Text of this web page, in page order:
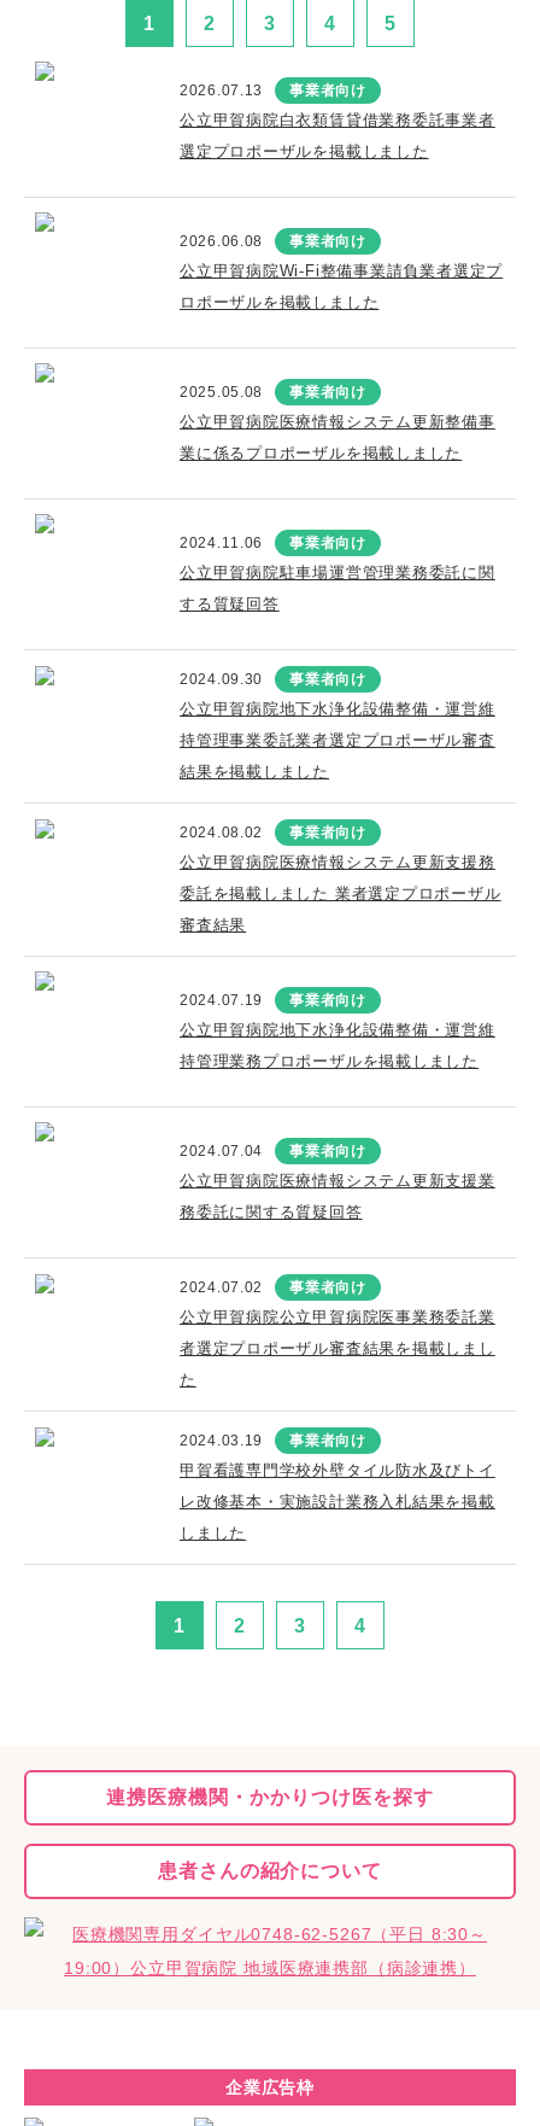
1 2 3 4 5
2026.07.13 事業者向け
公立甲賀病院白衣類賃貸借業務委託事業者
選定プロポーザルを掲載しました
2026.06.08 事業者向け
公立甲賀病院Wi-Fi整備事業請負業者選定プ
ロポーザルを掲載しました
2025.05.08 事業者向け
公立甲賀病院医療情報システム更新整備事
業に係るプロポーザルを掲載しました
2024.11.06 事業者向け
公立甲賀病院駐車場運営管理業務委託に関
する質疑回答
2024.09.30 事業者向け
公立甲賀病院地下水浄化設備整備・運営維
持管理事業委託業者選定プロポーザル審査
結果を掲載しました
2024.08.02 事業者向け
公立甲賀病院医療情報システム更新支援務
委託を掲載しました 業者選定プロポーザル
審査結果
2024.07.19 事業者向け
公立甲賀病院地下水浄化設備整備・運営維
持管理業務プロポーザルを掲載しました
2024.07.04 事業者向け
公立甲賀病院医療情報システム更新支援業
務委託に関する質疑回答
2024.07.02 事業者向け
公立甲賀病院公立甲賀病院医事業務委託業
者選定プロポーザル審査結果を掲載しまし
た
2024.03.19 事業者向け
甲賀看護専門学校外壁タイル防水及びトイ
レ改修基本・実施設計業務入札結果を掲載
しました
1 2 3 4
連携医療機関・かかりつけ医を探す
患者さんの紹介について
企業広告枠